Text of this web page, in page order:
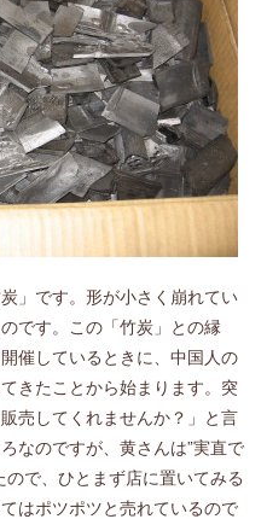
」です。形が小さく崩れてい
です。この「竹炭」との縁
催しているときに、中国人の
きたことから始まります。突
売してくれませんか？」と言
なのですが、黄さんは”実直で
で、ひとまず店に置いてみる
はポツポツと売れているので